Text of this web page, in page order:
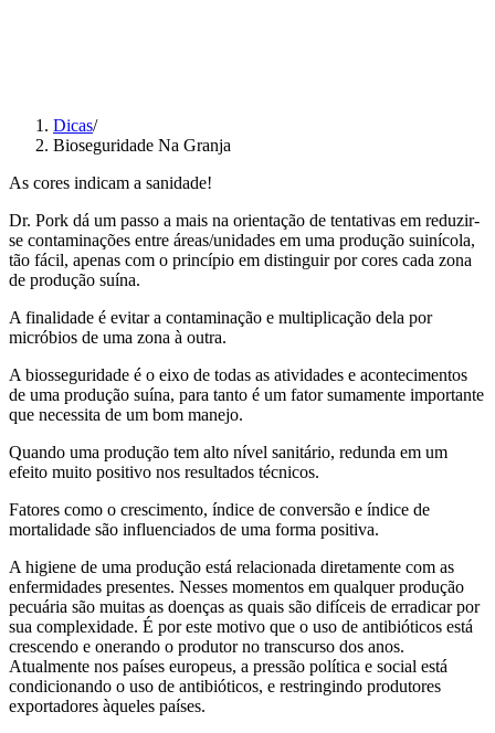
Dicas/
Bioseguridade Na Granja
As cores indicam a sanidade!
Dr. Pork dá um passo a mais na orientação de tentativas em reduzir-
se contaminações entre áreas/unidades em uma produção suinícola,
tão fácil, apenas com o princípio em distinguir por cores cada zona
de produção suína.
A finalidade é evitar a contaminação e multiplicação dela por
micróbios de uma zona à outra.
A biosseguridade é o eixo de todas as atividades e acontecimentos
de uma produção suína, para tanto é um fator sumamente importante
que necessita de um bom manejo.
Quando uma produção tem alto nível sanitário, redunda em um
efeito muito positivo nos resultados técnicos.
Fatores como o crescimento, índice de conversão e índice de
mortalidade são influenciados de uma forma positiva.
A higiene de uma produção está relacionada diretamente com as
enfermidades presentes. Nesses momentos em qualquer produção
pecuária são muitas as doenças as quais são difíceis de erradicar por
sua complexidade. É por este motivo que o uso de antibióticos está
crescendo e onerando o produtor no transcurso dos anos.
Atualmente nos países europeus, a pressão política e social está
condicionando o uso de antibióticos, e restringindo produtores
exportadores àqueles países.